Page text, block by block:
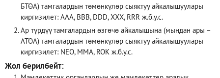
БТӨА) тамгалардын төмөнкүлөр сыяктуу айкалышуулары
киргизилет: AAA, ВВВ, DDD, XXX, RRR ж.б.у.с.
Ар түрдүү тамгалардын өзгөчө айкалышына (мындан ары –
АТӨА) тамгалардын төмөнкүлөр сыяктуу айкалышуулары
киргизилет: NEO, ММА, ROK ж.б.у.с.
Жол берилбейт: